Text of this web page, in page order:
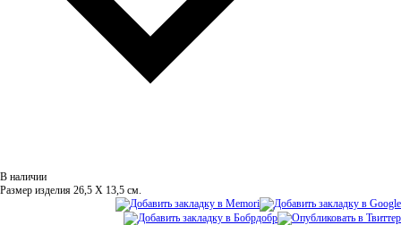
В наличии
Размер изделия 26,5 Х 13,5 см.